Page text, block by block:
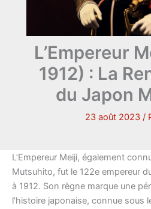
L’Empereur
1912) : La
du Japon
23 août 2023 /
L’Empereur Meiji, également
Mutsuhito, fut le 122e empereur
à 1912. Son règne marque une
l’histoire japonaise, connue sous